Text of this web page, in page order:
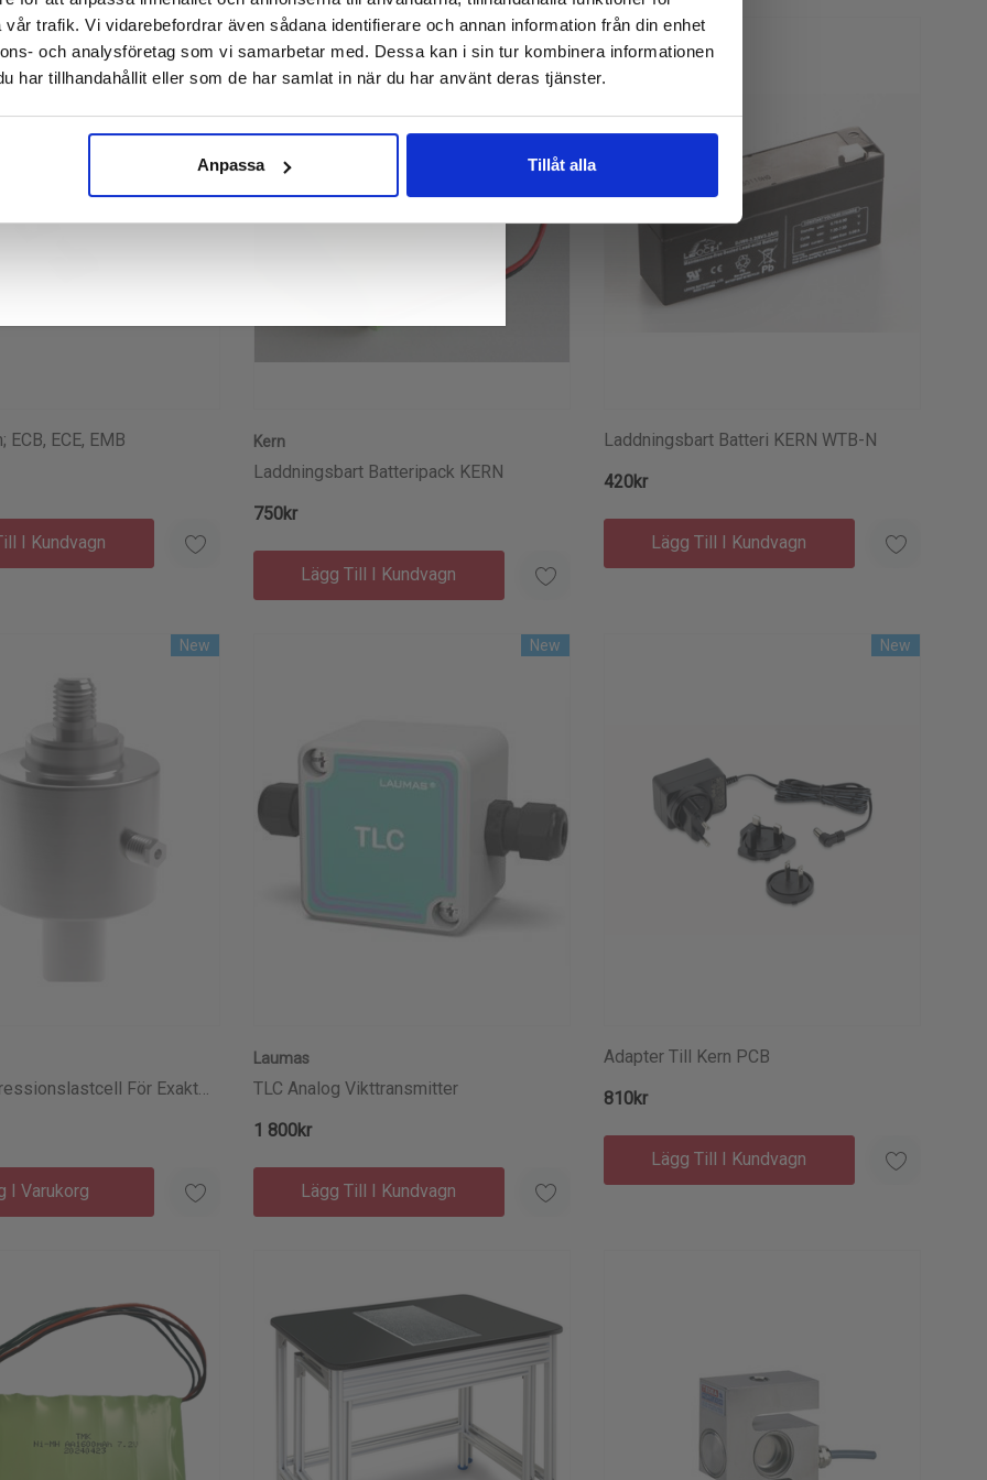
trafik. Vi vidarebefordrar även sådana identifierare och annan information från din enhet
och analysföretag som vi samarbetar med. Dessa kan i sin tur kombinera informationen
har tillhandahållit eller som de har samlat in när du har använt deras tjänster.
Anpassa Tillåt alla
ECB, ECE, EMB
I Kundvagn
Kern
Laddningsbart Batteripack KERN
750kr
Lägg Till I Kundvagn
Laddningsbart Batteri KERN WTB-N
420kr
Lägg Till I Kundvagn
New
För Exakt
Kraftmätning
I Varukorg
New
Laumas
TLC Analog Vikttransmitter
1 800kr
Lägg Till I Kundvagn
New
Adapter Till Kern PCB
810kr
Lägg Till I Kundvagn
post:
Nej, tack